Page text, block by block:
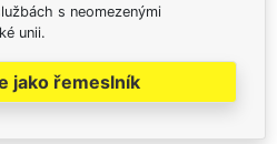
s neomezenými
unii.
jako řemeslník